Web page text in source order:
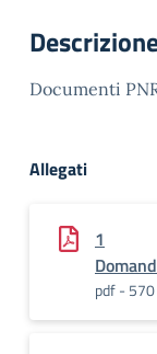
Documenti
Allegati
1
pdf -